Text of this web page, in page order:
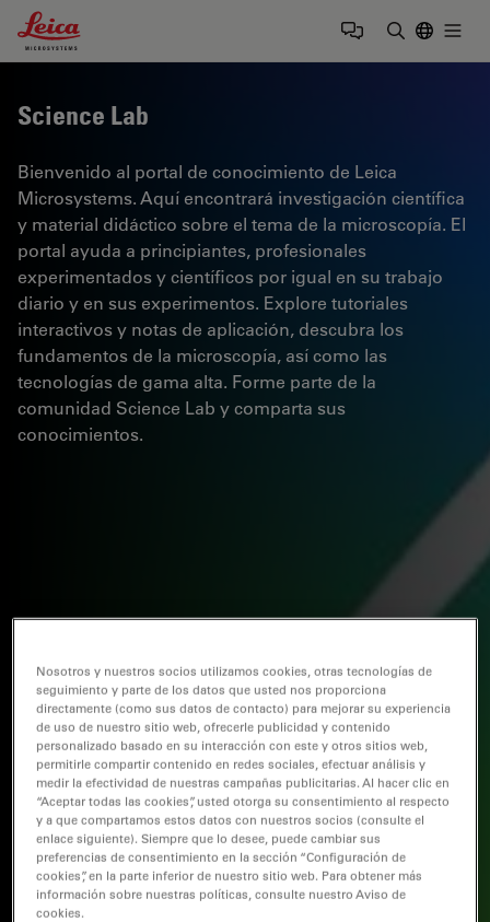
Leica Microsystems Logo
Science Lab
Bienvenido al portal de conocimiento de Leica
Microsystems. Aquí encontrará investigación científica
y material didáctico sobre el tema de la microscopía. El
portal ayuda a principiantes, profesionales
experimentados y científicos por igual en su trabajo
diario y en sus experimentos. Explore tutoriales
interactivos y notas de aplicación, descubra los
fundamentos de la microscopía, así como las
tecnologías de gama alta. Forme parte de la
comunidad Science Lab y comparta sus
conocimientos.
Nosotros y nuestros socios utilizamos cookies, otras tecnologías de
seguimiento y parte de los datos que usted nos proporciona
directamente (como sus datos de contacto) para mejorar su experiencia
de uso de nuestro sitio web, ofrecerle publicidad y contenido
personalizado basado en su interacción con este y otros sitios web,
permitirle compartir contenido en redes sociales, efectuar análisis y
medir la efectividad de nuestras campañas publicitarias. Al hacer clic en
“Aceptar todas las cookies”, usted otorga su consentimiento al respecto
y a que compartamos estos datos con nuestros socios (consulte el
enlace siguiente). Siempre que lo desee, puede cambiar sus
preferencias de consentimiento en la sección “Configuración de
cookies”, en la parte inferior de nuestro sitio web. Para obtener más
información sobre nuestras políticas, consulte nuestro Aviso de
cookies.